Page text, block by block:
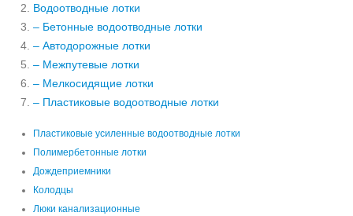
Водоотводные лотки
– Бетонные водоотводные лотки
– Автодорожные лотки
– Межпутевые лотки
– Мелкосидящие лотки
– Пластиковые водоотводные лотки
Пластиковые усиленные водоотводные лотки
Полимербетонные лотки
Дождеприемники
Колодцы
Люки канализационные